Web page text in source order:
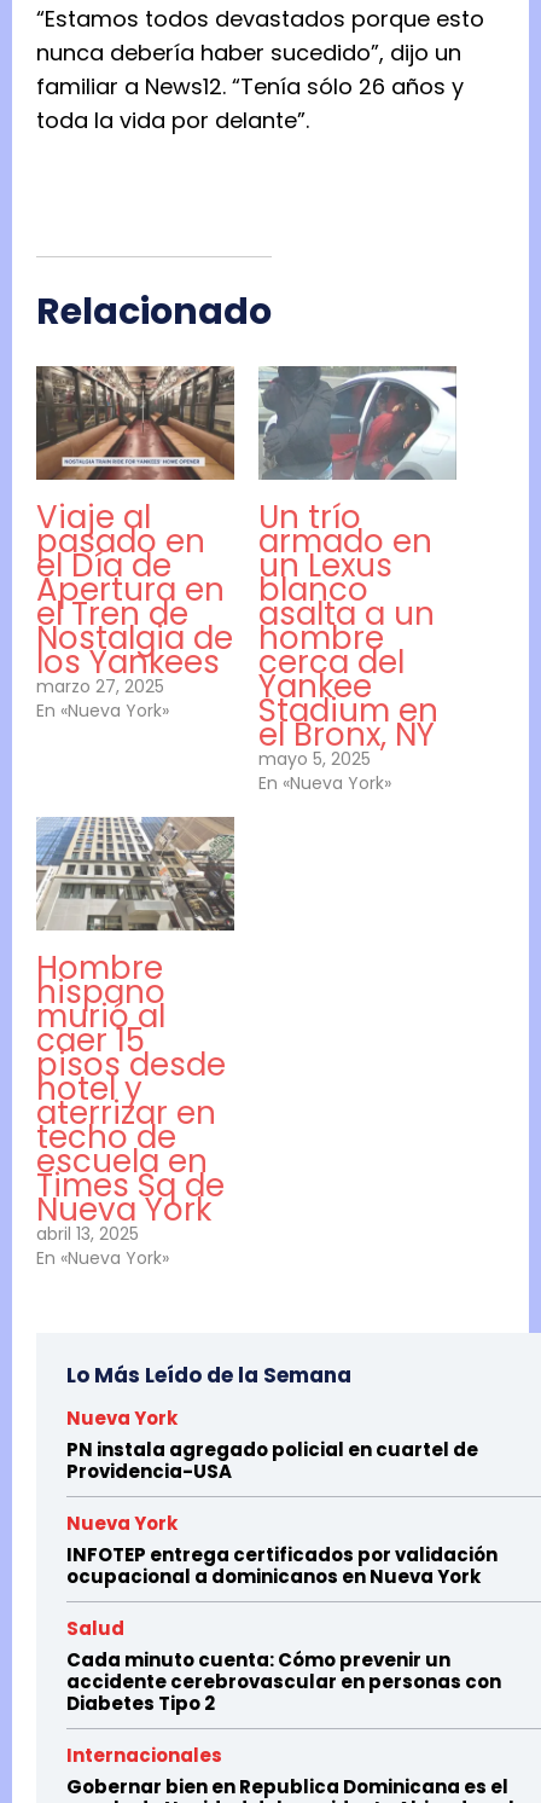
“Estamos todos devastados porque esto
nunca debería haber sucedido”, dijo un
familiar a News12. “Tenía sólo 26 años y
toda la vida por delante”.
Relacionado
Viaje al
pasado en
el Día de
Apertura en
el Tren de
Nostalgia de
los Yankees
marzo 27, 2025
En «Nueva York»
Un trío
armado en
un Lexus
blanco
asalta a un
hombre
cerca del
Yankee
Stadium en
el Bronx, NY
mayo 5, 2025
En «Nueva York»
Hombre
hispano
murió al
caer 15
pisos desde
hotel y
aterrizar en
techo de
escuela en
Times Sq de
Nueva York
abril 13, 2025
En «Nueva York»
Lo Más Leído de la Semana
Nueva York
PN instala agregado policial en cuartel de
Providencia-USA
Nueva York
INFOTEP entrega certificados por validación
ocupacional a dominicanos en Nueva York
Salud
Cada minuto cuenta: Cómo prevenir un
accidente cerebrovascular en personas con
Diabetes Tipo 2
Internacionales
Gobernar bien en Republica Dominicana es el